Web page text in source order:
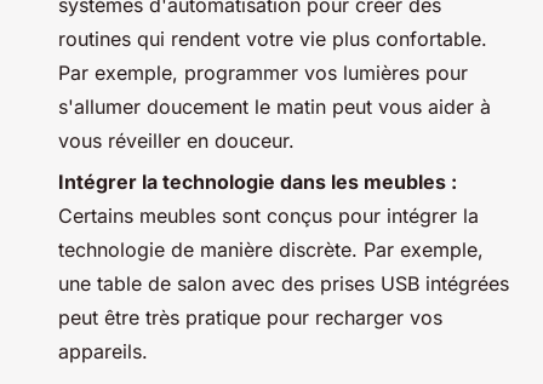
routines qui rendent votre vie plus confortable.
Par exemple, programmer vos lumières pour
s'allumer doucement le matin peut vous aider à
vous réveiller en douceur.
Intégrer la technologie dans les meubles :
Certains meubles sont conçus pour intégrer la
technologie de manière discrète. Par exemple,
une table de salon avec des prises USB intégrées
peut être très pratique pour recharger vos
appareils.